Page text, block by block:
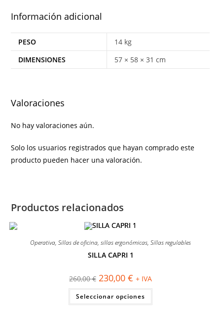
Información adicional
PESO
14 kg
DIMENSIONES
57 × 58 × 31 cm
Valoraciones
No hay valoraciones aún.
Solo los usuarios registrados que hayan comprado este
producto pueden hacer una valoración.
Productos relacionados
Operativa, Sillas de oficina, sillas ergonómicas, Sillas regulables
SILLA CAPRI 1
260,00€ El
precio
original
era:
260,00 €.
230,00 € El
precio
actual
es:
230,00 €.
+ IVA
Seleccionar opciones
Este
tiene